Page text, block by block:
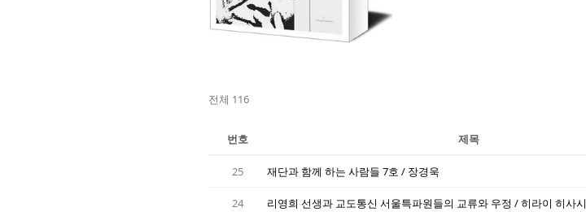
전체 116
번호 제목
25 재단과 함께 하는 사람들 7호 / 장경욱
24 리영희 선생과 교도통신 서울특파원들의 교류와 우정 / 히라이 히사시